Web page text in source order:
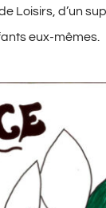
Loisirs, d’un
eux-mêmes.